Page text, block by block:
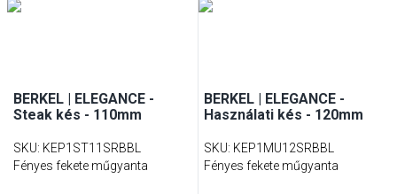
BERKEL | ELEGANCE -
Steak kés - 110mm
SKU: KEP1ST11SRBBL
Fényes fekete műgyanta
BERKEL | ELEGANCE -
Használati kés - 120mm
SKU: KEP1MU12SRBBL
Fényes fekete műgyanta